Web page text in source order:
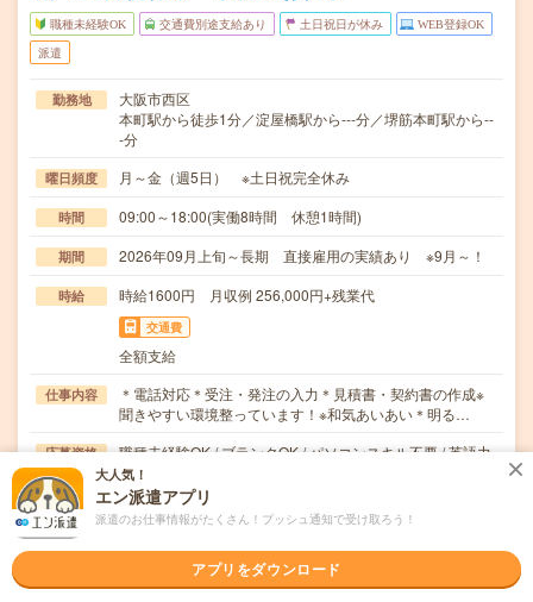
職種未経験OK 交通費別途支給あり 土日祝日が休み WEB登録OK
派遣
勤務地
大阪市西区
本町駅から徒歩1分／淀屋橋駅から---分／堺筋本町駅から--
-分
曜日頻度 月～金（週5日） ※土日祝完全休み
時間 09:00～18:00(実働8時間 休憩1時間)
期間 2026年09月上旬～長期 直接雇用の実績あり ※9月～！
時給 時給1600円 月収例 256,000円+残業代
交通費
全額支給
仕事内容
＊電話対応＊受注・発注の入力＊見積書・契約書の作成※
聞きやすい環境整っています！※和気あいあい＊明る…
応募資格
職種未経験OK / ブランクOK / パソコンスキル不要 / 英語力
不要
＊未経験の方歓迎＊未経験の方でも安心スタート！・登録
時、キャリアを一緒に考える面談（電話面談の場合）…
大人気！
エン派遣アプリ
派遣のお仕事情報がたくさん！プッシュ通知で受け取ろう！
アプリをダウンロード